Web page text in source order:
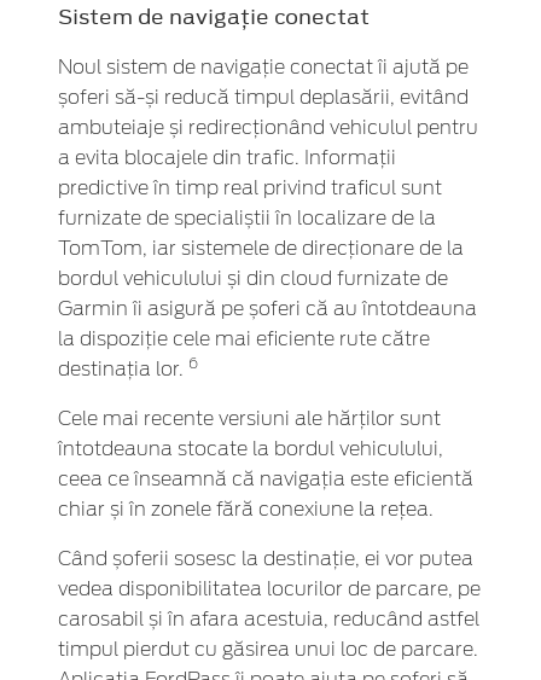
Sistem de navigație conectat
Noul sistem de navigație conectat îi ajută pe
șoferi să-și reducă timpul deplasării, evitând
ambuteiaje și redirecționând vehiculul pentru
a evita blocajele din trafic. Informații
predictive în timp real privind traficul sunt
furnizate de specialiștii în localizare de la
TomTom, iar sistemele de direcționare de la
bordul vehiculului și din cloud furnizate de
Garmin îi asigură pe șoferi că au întotdeauna
la dispoziție cele mai eficiente rute către
destinația lor. 6
Cele mai recente versiuni ale hărților sunt
întotdeauna stocate la bordul vehiculului,
ceea ce înseamnă că navigația este eficientă
chiar și în zonele fără conexiune la rețea.
Când șoferii sosesc la destinație, ei vor putea
vedea disponibilitatea locurilor de parcare, pe
carosabil și în afara acestuia, reducând astfel
timpul pierdut cu găsirea unui loc de parcare.